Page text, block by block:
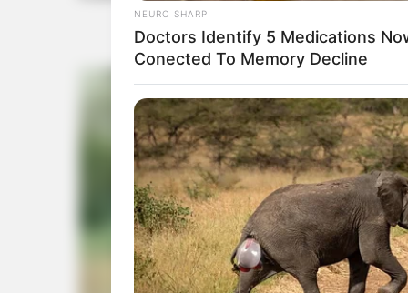
NEURO SHARP
Doctors Identify 5 Medications
Conected To Memory Decline